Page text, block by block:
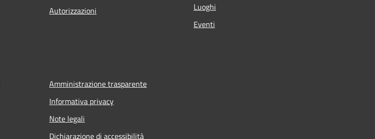
Autorizzazioni
Luoghi
Eventi
Amministrazione trasparente
Informativa privacy
Note legali
Dichiarazione di accessibilità